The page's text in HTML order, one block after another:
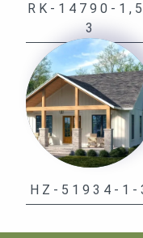
RK-14790-
3
HZ-51934-1-